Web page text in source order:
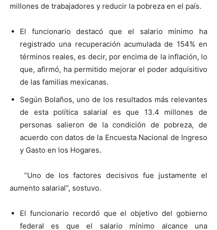
millones de trabajadores y reducir la pobreza en el país.
El funcionario destacó que el salario mínimo ha
registrado una recuperación acumulada de 154% en
términos reales, es decir, por encima de la inflación, lo
que, afirmó, ha permitido mejorar el poder adquisitivo
de las familias mexicanas.
Según Bolaños, uno de los resultados más relevantes
de esta política salarial es que 13.4 millones de
personas salieron de la condición de pobreza, de
acuerdo con datos de la Encuesta Nacional de Ingreso
y Gasto en los Hogares.
“Uno de los factores decisivos fue justamente el
aumento salarial”, sostuvo.
El funcionario recordó que el objetivo del gobierno
federal es que el salario mínimo alcance una